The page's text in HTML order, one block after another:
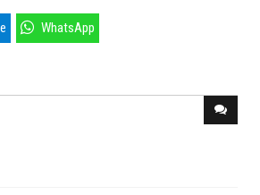
WhatsApp